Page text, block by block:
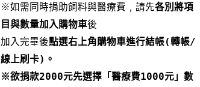
※如需同時捐助飼料與醫療費﹐請先各別將項
目與數量加入購物車後
加入完畢後點選右上角購物車進行結帳(轉帳/
線上刷卡)。
※欲捐款2000元先選擇「醫療費1000元」數